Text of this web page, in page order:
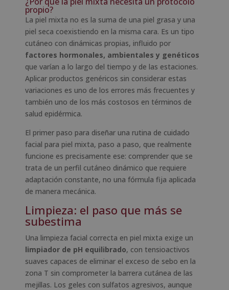
propio?
La piel mixta no es la suma de una piel grasa y una
piel seca coexistiendo en la misma cara. Es un tipo
cutáneo con dinámicas propias, influido por
factores hormonales, ambientales y genéticos
que varían a lo largo del tiempo y de las estaciones.
Aplicar productos genéricos sin considerar estas
variaciones es uno de los errores más frecuentes y
también uno de los más costosos en términos de
salud epidérmica.
El primer paso para diseñar una rutina de cuidado
facial para piel mixta, paso a paso, que realmente
funcione es precisamente ese: comprender que se
trata de un perfil cutáneo dinámico que requiere
adaptación constante, no una fórmula fija aplicada
de manera mecánica.
Limpieza: el paso que más se
subestima
Una limpieza facial correcta en piel mixta exige un
limpiador de pH equilibrado, con tensioactivos
suaves capaces de eliminar el exceso de sebo en la
zona T sin comprometer la barrera cutánea de las
mejillas. Los geles con sulfatos agresivos, aunque